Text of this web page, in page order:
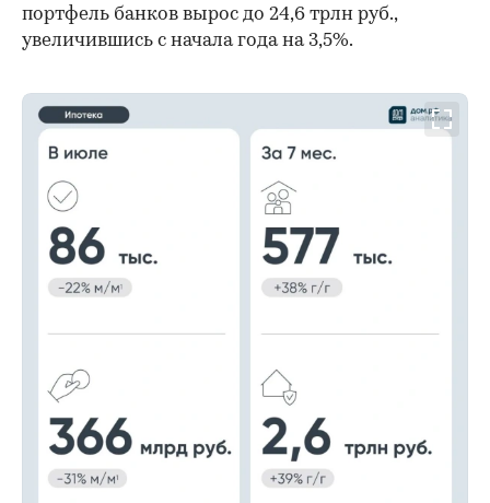
портфель банков вырос до 24,6 трлн руб.,
увеличившись с начала года на 3,5%.